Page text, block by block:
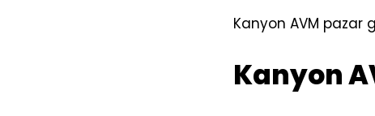
Kanyon AVM pazar
Kanyon